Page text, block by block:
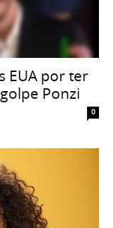
EUA por ter
Ponzi
0